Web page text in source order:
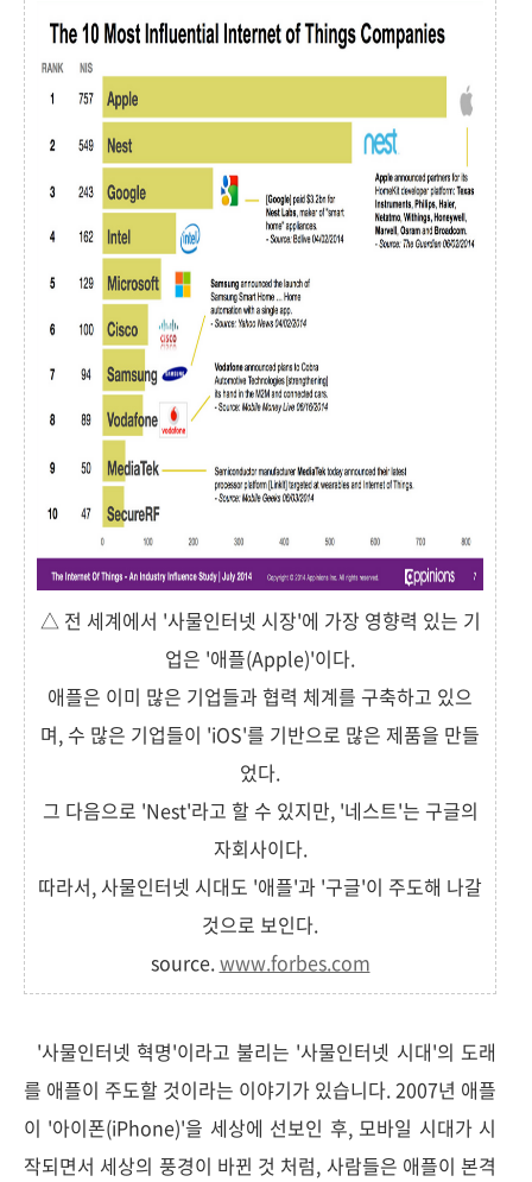
△ 전 세계에서 '사물인터넷 시장'에 가장 영향력 있는 기
업은 '애플(Apple)'이다.
애플은 이미 많은 기업들과 협력 체계를 구축하고 있으
며, 수 많은 기업들이 'iOS'를 기반으로 많은 제품을 만들
었다.
그 다음으로 'Nest'라고 할 수 있지만, '네스트'는 구글의
자회사이다.
따라서, 사물인터넷 시대도 '애플'과 '구글'이 주도해 나갈
것으로 보인다.
source.www.forbes.com
'사물인터넷 혁명'이라고 불리는 '사물인터넷 시대'의 도래
를 애플이 주도할 것이라는 이야기가 있습니다. 2007년 애플
이 '아이폰(iPhone)'을 세상에 선보인 후, 모바일 시대가 시
작되면서 세상의 풍경이 바뀐 것 처럼, 사람들은 애플이 본격